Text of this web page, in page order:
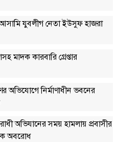
যুবলীগ নেতা ইউসুফ হাজরা
মাদক কারবারি গ্রেপ্তার
অভিযোগে নির্মাণাধীন ভবনের
অভিযানের সময় হামলায় প্রবাসীর
অবরোধ